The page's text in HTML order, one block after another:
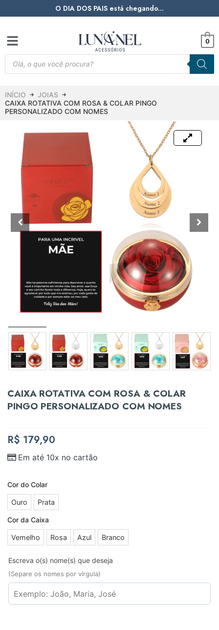
O DIA DOS PAIS está chegando...
0
INÍCIO
JOIAS
CAIXA ROTATIVA COM ROSA & COLAR PINGO
PERSONALIZADO COM NOMES
CAIXA ROTATIVA COM ROSA & COLAR
PINGO PERSONALIZADO COM NOMES
R$ 179,90
Em até 10x no cartão
Cor do Colar
Ouro Prata
Cor da Caixa
Vemelho Rosa Azul Branco
Escreva o(s) nome(s) que deseja
(Separe os nomes por vírgula)